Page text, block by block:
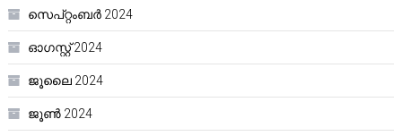
സെപ്റ്റംബർ 2024
ഓഗസ്റ്റ്‌ 2024
ജൂലൈ 2024
ജൂൺ 2024